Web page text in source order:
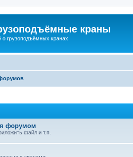
краны
о грузоподъёмных кранах
форумом
файл и т.п.